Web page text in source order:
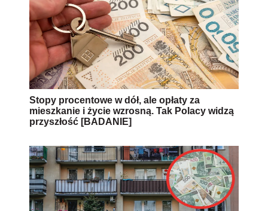
Stopy procentowe w dół, ale opłaty za
mieszkanie i życie wzrosną. Tak Polacy widzą
przyszłość [BADANIE]